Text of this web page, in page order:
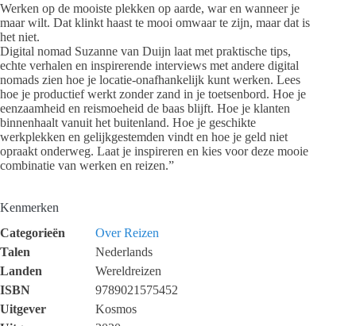
Werken op de mooiste plekken op aarde, war en wanneer je
maar wilt. Dat klinkt haast te mooi omwaar te zijn, maar dat is
het niet.
Digital nomad Suzanne van Duijn laat met praktische tips,
echte verhalen en inspirerende interviews met andere digital
nomads zien hoe je locatie-onafhankelijk kunt werken. Lees
hoe je productief werkt zonder zand in je toetsenbord. Hoe je
eenzaamheid en reismoeheid de baas blijft. Hoe je klanten
binnenhaalt vanuit het buitenland. Hoe je geschikte
werkplekken en gelijkgestemden vindt en hoe je geld niet
opraakt onderweg. Laat je inspireren en kies voor deze mooie
combinatie van werken en reizen.”
Kenmerken
Categorieën
Over Reizen
Talen
Nederlands
Landen
Wereldreizen
ISBN
9789021575452
Uitgever
Kosmos